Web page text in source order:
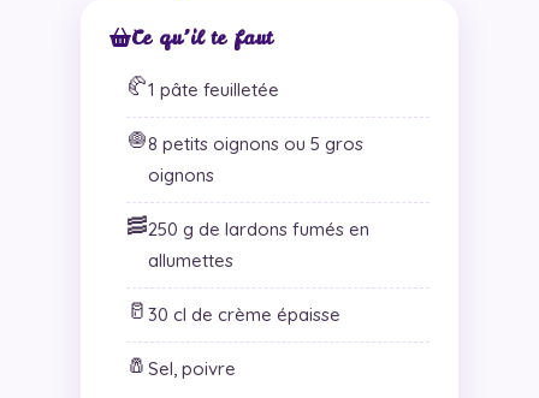
Ce qu’il te faut
🥐1 pâte feuilletée
🧅8 petits oignons ou 5 gros
oignons
🥓250 g de lardons fumés en
allumettes
🥛 30 cl de crème épaisse
🧂 Sel, poivre